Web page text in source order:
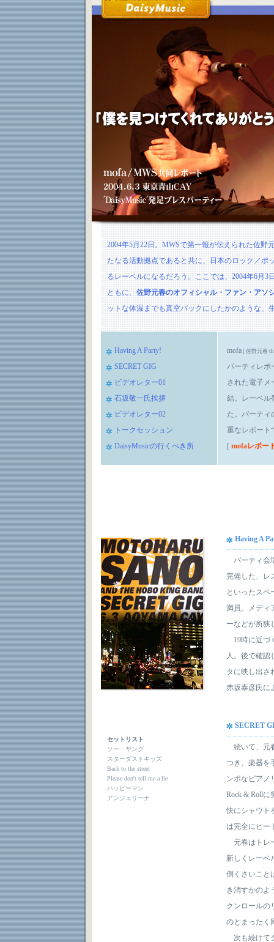
2004年5月22日。MWSで第一報が伝えられた佐野
たなる活動拠点であると共に、日本のロック／ポ
るレーベルになるだろう。ここでは、2004年6月
ともに、 佐野元春のオフィシャル・ファン・アソ
ットな体温までも真空パックにしたかのような、
Having A Party!
SECRET GIG
ビデオレター01
石坂敬一氏挨拶
ビデオレター02
トークセッション
DaisyMusicの行くべき所
mofa [ 佐野元春
パーティレポ
された電子メ
結。レーベル
た。パーティ
重なレポート
[ mofaレポー
Having A
パーティ会
完備した、レ
といったスペ
満員。メディ
ーなどが所狭
19時に近づ
人。後で確認
タに映し出さ
赤坂泰彦氏に
セットリスト
ソー・ヤング
スターダストキッズ
Back to the street
Please don't tell me a lie
ハッピーマン
アンジェリーナ
SECRET
続いて、元
つき、楽器を
ンポなピアノ
Rock & Rollに
快にシャウト
は完全にヒー
元春はトレ
新しくレーベ
倒くさいこと
き消すかのよ
クンロールの
のとまったく
次も続けて